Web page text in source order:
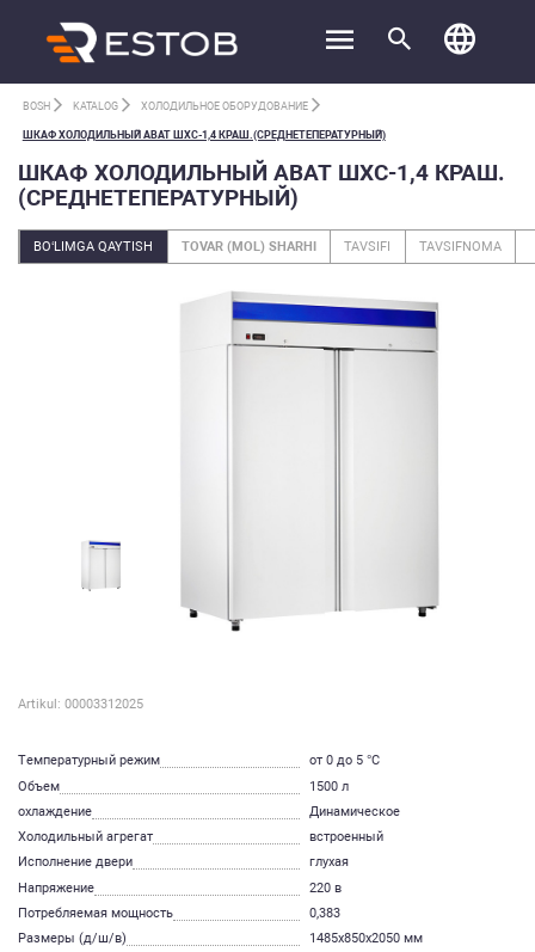
BOSH KATALOG ХОЛОДИЛЬНОЕ ОБОРУДОВАНИЕ
ШКАФ ХОЛОДИЛЬНЫЙ ABAT ШХС-1,4 КРАШ.(СРЕДНЕТЕПЕРАТУРНЫЙ)
ШКАФ ХОЛОДИЛЬНЫЙ ABAT ШХС-1,4 КРАШ.
(СРЕДНЕТЕПЕРАТУРНЫЙ)
BO‘LIMGA QAYTISH TOVAR (MOL) SHARHI TAVSIFI TAVSIFNOMA
Artikul: 00003312025
Температурный режим
от 0 до 5 °C
Объем
1500 л
охлаждение
Динамическое
Холодильный агрегат
встроенный
Исполнение двери
глухая
Напряжение
220 в
Потребляемая мощность
0,383
Размеры (д/ш/в)
1485х850х2050 мм